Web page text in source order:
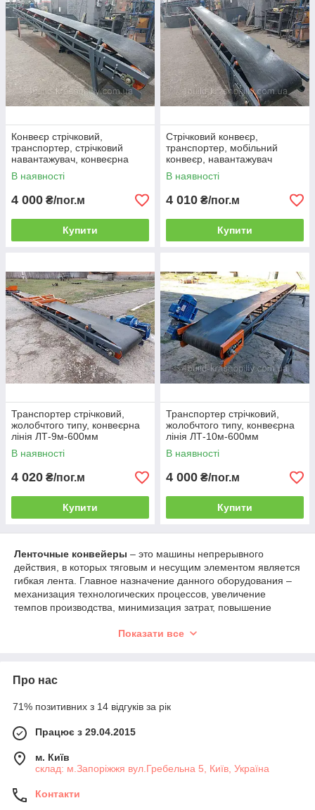
Конвеєр стрічковий,
транспортер, стрічковий
навантажувач, конвеєрна
лінія ЛТ-7м-600мм
В наявності
4 000 ₴/пог.м
Купити
Стрічковий конвеєр,
транспортер, мобільний
конвеєр, навантажувач
стрічковий ЛТ-8м-600мм
В наявності
4 010 ₴/пог.м
Купити
Транспортер стрічковий,
жолобчтого типу, конвеєрна
лінія ЛТ-9м-600мм
В наявності
4 020 ₴/пог.м
Купити
Транспортер стрічковий,
жолобчтого типу, конвеєрна
лінія ЛТ-10м-600мм
В наявності
4 000 ₴/пог.м
Купити
Ленточные конвейеры – это машины непрерывного
действия, в которых тяговым и несущим элементом является
гибкая лента. Главное назначение данного оборудования –
механизация технологических процессов, увеличение
темпов производства, минимизация затрат, повышение
В упрощенном виде оборудование состоит из двух концевых
порожняя) поддерживаются от провисания специальными
роликами. Рабочая лента делается из прочных
синтетических материалов, обладающих повышенной
стойкостью к истирающим и растягивающим нагрузкам.
Вращение приводного барабана осуществляется с помощью
электрического двигателя.
Сфера применения
На практике ленточные конвейеры используют для
перемещения штучных и сыпучих грузов на дальние,
Показати все
Про нас
71% позитивних з 14 відгуків за рік
Працює з 29.04.2015
м. Київ
склад: м.Запоріжжя вул.Гребельна 5, Київ, Україна
Контакти